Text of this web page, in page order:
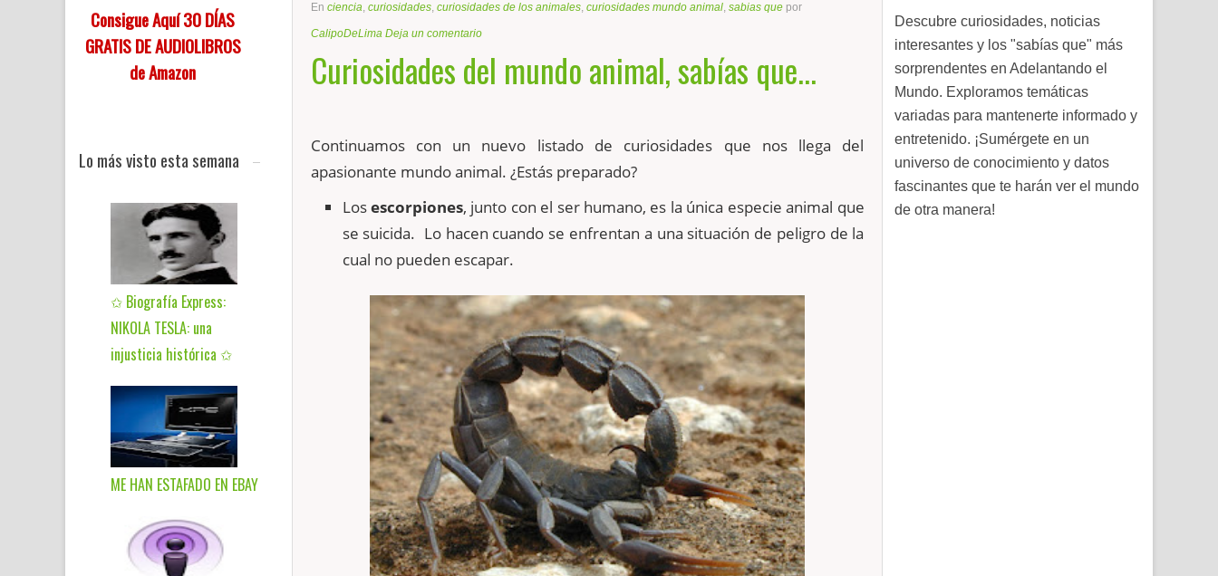
Consigue Aquí 30 DÍAS
GRATIS DE AUDIOLIBROS
de Amazon
Lo más visto esta semana
✩ Biografía Express:
NIKOLA TESLA: una
injusticia histórica ✩
ME HAN ESTAFADO EN EBAY
En ciencia, curiosidades, curiosidades de los animales, curiosidades mundo animal, sabias que por
CalipoDeLima Deja un comentario
Curiosidades del mundo animal, sabías que...
Continuamos con un nuevo listado de curiosidades que nos llega del
apasionante mundo animal. ¿Estás preparado?
Losescorpiones, junto con el ser humano, es la única especie animal que
se suicida. Lo hacen cuando se enfrentan a una situación de peligro de la
cual no pueden escapar.
Descubre curiosidades, noticias
interesantes y los "sabías que" más
sorprendentes en Adelantando el
Mundo. Exploramos temáticas
variadas para mantenerte informado y
entretenido. ¡Sumérgete en un
universo de conocimiento y datos
fascinantes que te harán ver el mundo
de otra manera!